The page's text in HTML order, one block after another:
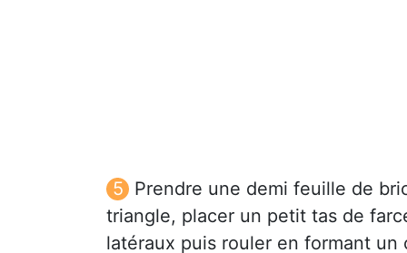
Prendre une demi feuille de
triangle, placer un petit tas de
latéraux puis rouler en formant un